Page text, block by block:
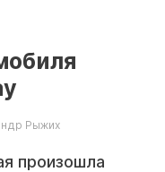
Рыжих
произошла